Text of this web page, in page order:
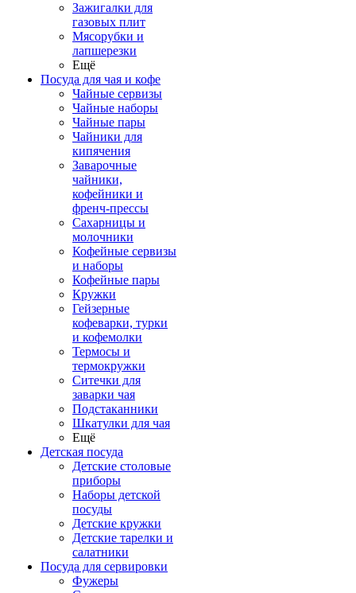
Зажигалки для
газовых плит
Мясорубки и
лапшерезки
Ещё
Посуда для чая и кофе
Чайные сервизы
Чайные наборы
Чайные пары
Чайники для
кипячения
Заварочные
чайники,
кофейники и
френч-прессы
Сахарницы и
молочники
Кофейные сервизы
и наборы
Кофейные пары
Кружки
Гейзерные
кофеварки, турки
и кофемолки
Термосы и
термокружки
Ситечки для
заварки чая
Подстаканники
Шкатулки для чая
Ещё
Детская посуда
Детские столовые
приборы
Наборы детской
посуды
Детские кружки
Детские тарелки и
салатники
Посуда для сервировки
Фужеры